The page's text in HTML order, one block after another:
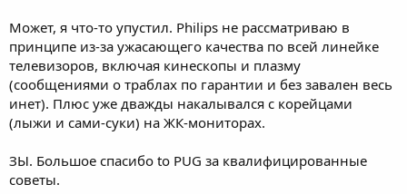
Может, я что-то упустил. Philips не рассматриваю в
принципе из-за ужасающего качества по всей линейке
телевизоров, включая кинескопы и плазму
(сообщениями о траблах по гарантии и без завален весь
инет). Плюс уже дважды накалывался с корейцами
(лыжи и сами-суки) на ЖК-мониторах.
ЗЫ. Большое спасибо to PUG за квалифицированные
советы.